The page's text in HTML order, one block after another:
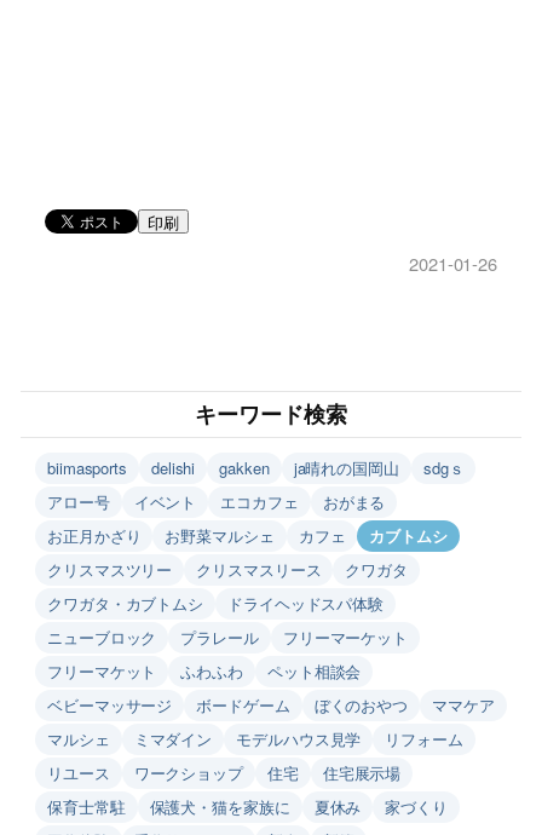
印刷
2021-01-26
キーワード検索
biimasports delishi gakken ja晴れの国岡山
sdgｓ
アロー号
イベント エコカフェ
おがまる
お正月かざり
お野菜マルシェ カフェ
カブトムシ
クリスマスツリー
クリスマスリース
クワガタ
クワガタ・カブトムシ
ドライヘッドスパ体験
ニューブロック
プラレール
フリーマーケット
フリーマケット
ふわふわ
ペット相談会
ベビーマッサージ
ボードゲーム ぼくのおやつ
ママケア
マルシェ
ミマダイン モデルハウス見学
リフォーム
リユース
ワークショップ 住宅
住宅展示場
保育士常駐
保護犬・猫を家族に 夏休み
家づくり